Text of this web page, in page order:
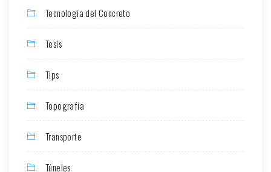
Tecnología del Concreto
Tesis
Tips
Topografía
Transporte
Túneles